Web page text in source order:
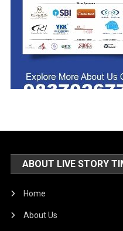
ABOUT LIVE STORY
Home
About Us